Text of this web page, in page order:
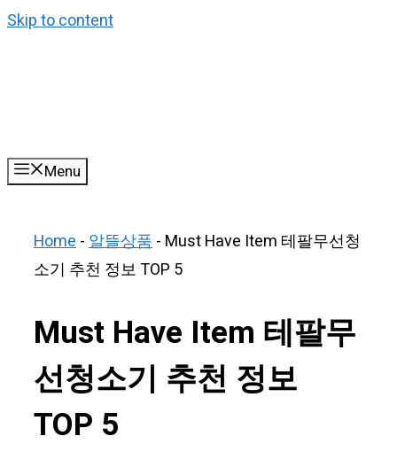
Skip to content
Menu
Home-알뜰상품- Must Have Item 테팔무선청
소기 추천 정보 TOP 5
Must Have Item 테팔무
선청소기 추천 정보
TOP 5